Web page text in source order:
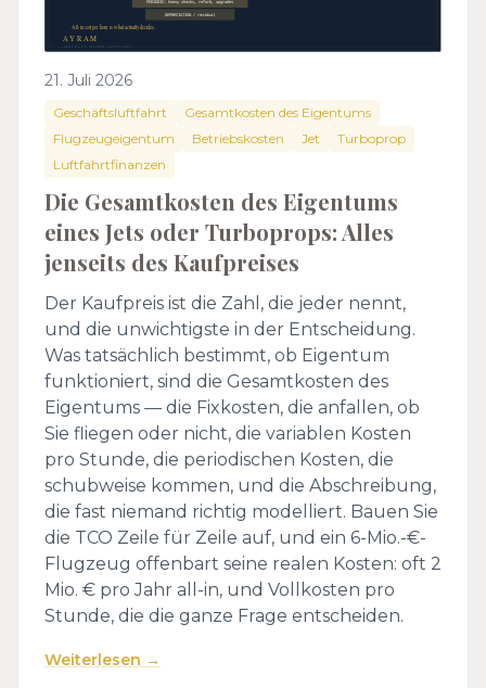
21. Juli 2026
Geschäftsluftfahrt
Gesamtkosten des Eigentums
Flugzeugeigentum
Betriebskosten Jet
Turboprop
Luftfahrtfinanzen
Die Gesamtkosten des Eigentums
eines Jets oder Turboprops: Alles
jenseits des Kaufpreises
Der Kaufpreis ist die Zahl, die jeder nennt,
und die unwichtigste in der Entscheidung.
Was tatsächlich bestimmt, ob Eigentum
funktioniert, sind die Gesamtkosten des
Eigentums — die Fixkosten, die anfallen, ob
Sie fliegen oder nicht, die variablen Kosten
pro Stunde, die periodischen Kosten, die
schubweise kommen, und die Abschreibung,
die fast niemand richtig modelliert. Bauen Sie
die TCO Zeile für Zeile auf, und ein 6-Mio.-€-
Flugzeug offenbart seine realen Kosten: oft 2
Mio. € pro Jahr all-in, und Vollkosten pro
Stunde, die die ganze Frage entscheiden.
Weiterlesen →